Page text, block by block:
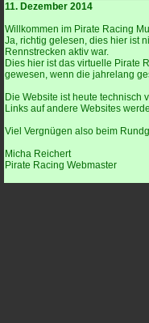
11. Dezember 2014
Willkommen im Pirate Racing
Ja, richtig gelesen, dies hier ist
Rennstrecken aktiv war.
Dies hier ist das virtuelle Pirate
gewesen, wenn die jahrelang
Die Website ist heute technisch
Links auf andere Websites
Viel Vergnügen also beim
Micha Reichert
Pirate Racing Webmaster